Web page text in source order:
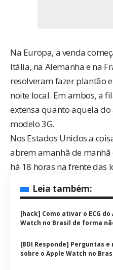
Na Europa, a venda
Itália, na Alemanha e na
resolveram fazer plantão
noite local. Em ambos, a
extensa quanto aquela
modelo 3G.
Nos Estados Unidos a
abrem amanhã de
há 18 horas na frente das
Leia também:
[hack] Como ativar o ECG do
Watch no Brasil de forma
[BDI Responde] Perguntas
sobre o Apple Watch no